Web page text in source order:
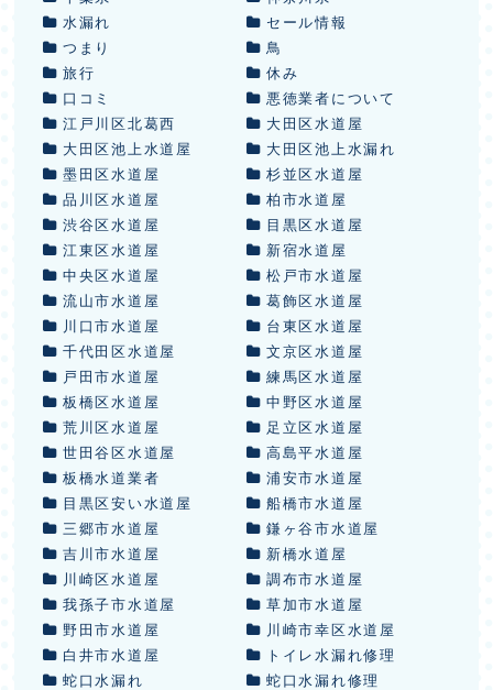
水漏れ
セール情報
つまり
鳥
旅行
休み
口コミ
悪徳業者について
江戸川区北葛西
大田区水道屋
大田区池上水道屋
大田区池上水漏れ
墨田区水道屋
杉並区水道屋
品川区水道屋
柏市水道屋
渋谷区水道屋
目黒区水道屋
江東区水道屋
新宿水道屋
中央区水道屋
松戸市水道屋
流山市水道屋
葛飾区水道屋
川口市水道屋
台東区水道屋
千代田区水道屋
文京区水道屋
戸田市水道屋
練馬区水道屋
板橋区水道屋
中野区水道屋
荒川区水道屋
足立区水道屋
世田谷区水道屋
高島平水道屋
板橋水道業者
浦安市水道屋
目黒区安い水道屋
船橋市水道屋
三郷市水道屋
鎌ヶ谷市水道屋
吉川市水道屋
新橋水道屋
川崎区水道屋
調布市水道屋
我孫子市水道屋
草加市水道屋
野田市水道屋
川崎市幸区水道屋
白井市水道屋
トイレ水漏れ修理
蛇口水漏れ
蛇口水漏れ修理